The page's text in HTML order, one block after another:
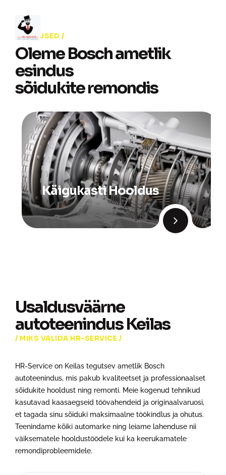
TEENUSED
Oleme Bosch ametlik
esindus
sõidukite remondis
Käigukasti Hooldus
Usaldusväärne
autoteenindus Keilas
MIKS VALIDA HR-SERVICE
HR-Service on Keilas tegutsev ametlik Bosch
autoteenindus, mis pakub kvaliteetset ja professionaalset
sõidukite hooldust ning remonti. Meie kogenud tehnikud
kasutavad kaasaegseid töövahendeid ja originaalvaruosi,
et tagada sinu sõiduki maksimaalne töökindlus ja ohutus.
Teenindame kõiki automarke ning leiame lahenduse nii
väiksematele hooldustöödele kui ka keerukamatele
remondiprobleemidele.